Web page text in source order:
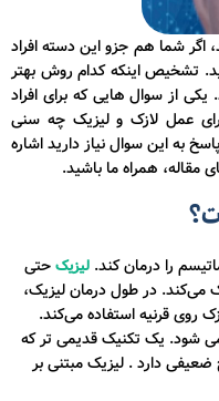
اگر شما هم جزو این دسته افراد
تشخیص اینکه کدام روش بهتر
از سوال هایی که برای افراد
عمل لازک و لیزیک چه سنی
به این سوال نیاز دارید اشاره
مقاله، همراه ما باشید.
را درمان کند. لیزیکحتی
می‌کند. در طول درمان لیزیک،
روی قرنیه استفاده می‌کند.
می شود. یک تکنیک قدیمی تر که
ضعیفی دارد . لیزیک مبتنی بر